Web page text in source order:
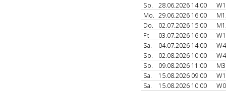
So.
28.06.2026 14:00
Mo. 29.06.2026 16:00
Do.
02.07.2026 15:00
Fr.
03.07.2026 16:00
Sa.
04.07.2026 14:00
So.
02.08.2026 10:00
So.
09.08.2026 11:00
Sa.
15.08.2026 09:00
Sa.
15.08.2026 10:00